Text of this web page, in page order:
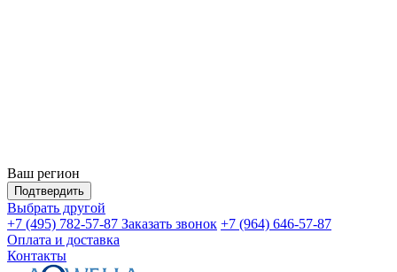
Ваш регион
Подтвердить
Выбрать другой
+7 (495) 782-57-87 Заказать звонок +7 (964) 646-57-87
Оплата и доставка
Контакты